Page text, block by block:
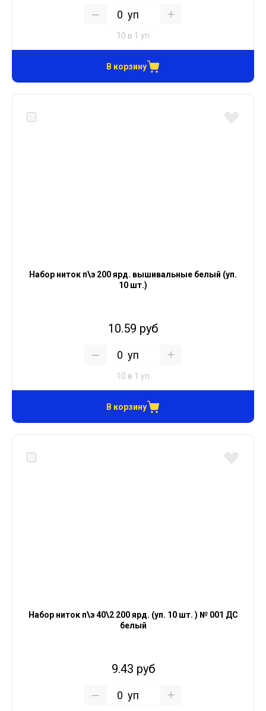
уп
10 в 1 уп
В корзину
Набор ниток п\э 200 ярд. вышивальные белый (уп.
10 шт.)
10.59 руб
уп
10 в 1 уп
В корзину
Набор ниток п\э 40\2 200 ярд. (уп. 10 шт. ) № 001 ДС
белый
9.43 руб
уп